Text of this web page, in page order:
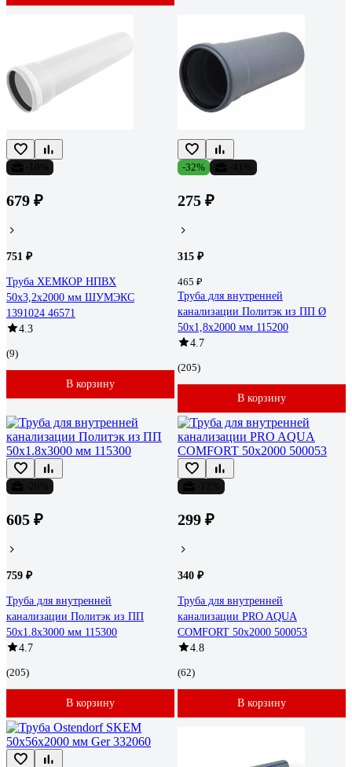
679 ₽
751 ₽
Труба ХЕМКОР НПВХ
50x3,2x2000 мм ШУМЭКС
1391024 46571
4.3
(9)
В корзину
-32%
275 ₽
315 ₽
465 ₽
Труба для внутренней
канализации Политэк из ПП Ø
50x1,8x2000 мм 115200
4.7
(205)
В корзину
605 ₽
759 ₽
Труба для внутренней
канализации Политэк из ПП
50х1.8х3000 мм 115300
4.7
(205)
В корзину
299 ₽
340 ₽
Труба для внутренней
канализации PRO AQUA
COMFORT 50x2000 500053
4.8
(62)
В корзину